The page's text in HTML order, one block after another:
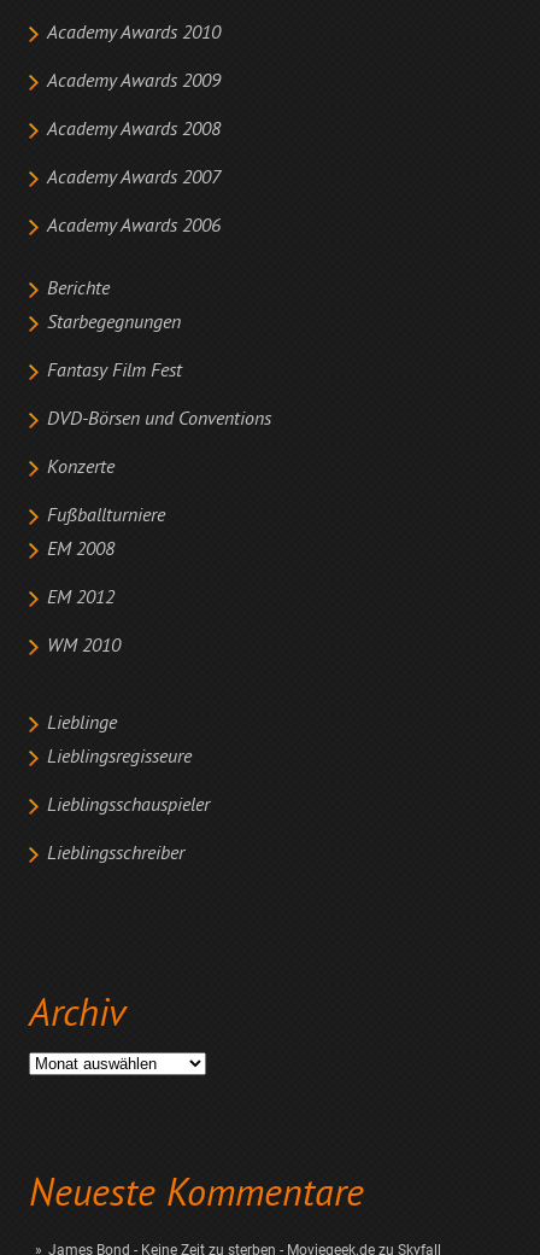
Academy Awards 2010
Academy Awards 2009
Academy Awards 2008
Academy Awards 2007
Academy Awards 2006
Berichte
Starbegegnungen
Fantasy Film Fest
DVD-Börsen und Conventions
Konzerte
Fußballturniere
EM 2008
EM 2012
WM 2010
Lieblinge
Lieblingsregisseure
Lieblingsschauspieler
Lieblingsschreiber
Archiv
Archiv
Neueste Kommentare
James Bond - Keine Zeit zu sterben - Moviegeek.dezu Skyfall